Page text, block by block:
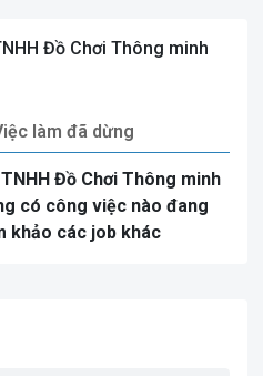
Đồ Chơi Thông minh
làm đã dừng
Đồ Chơi Thông minh
có công việc nào đang
khảo các job khác